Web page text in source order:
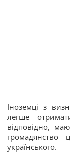
Іноземці з
легше
відповідно,
українського.